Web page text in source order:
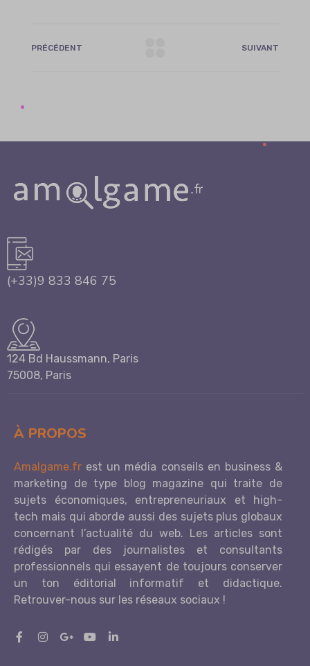
PRÉCÉDENT SUIVANT
(+33)9 833 846 75
124 Bd Haussmann, Paris
75008, Paris
À PROPOS
Amalgame.fr est un média conseils en business &
marketing de type blog magazine qui traite de
sujets économiques, entrepreneuriaux et high-
tech mais qui aborde aussi des sujets plus globaux
concernant l’actualité du web. Les articles sont
rédigés par des journalistes et consultants
professionnels qui essayent de toujours conserver
un ton éditorial informatif et didactique.
Retrouver-nous sur les réseaux sociaux !